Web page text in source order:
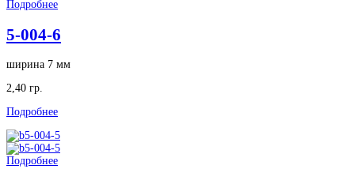
Подробнее
5-004-6
ширина 7 мм
2,40 гр.
Подробнее
Подробнее